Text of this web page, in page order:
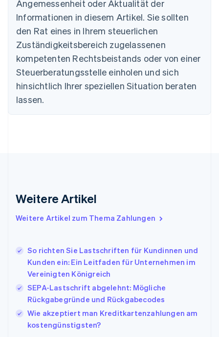
Angemessenheit oder Aktualität der
Informationen in diesem Artikel. Sie sollten
den Rat eines in Ihrem steuerlichen
Zuständigkeitsbereich zugelassenen
kompetenten Rechtsbeistands oder von einer
Steuerberatungsstelle einholen und sich
hinsichtlich Ihrer speziellen Situation beraten
lassen.
Weitere Artikel
Weitere Artikel zum Thema Zahlungen
So richten Sie Lastschriften für Kundinnen und
Kunden ein: Ein Leitfaden für Unternehmen im
Vereinigten Königreich
SEPA-Lastschrift abgelehnt: Mögliche
Rückgabegründe und Rückgabecodes
Wie akzeptiert man Kreditkartenzahlungen am
kostengünstigsten?
NederlandsFrançais Deutsch English
Brasilien
Português English
Bulgarien
English
Dänemark
English
Deutschland
Deutsch English
Estland
English
English
Indien
English
Italien
ItalianoEnglish
Japan
Kanada
EnglishFrançais
Kroatien
English Italiano
Lettland